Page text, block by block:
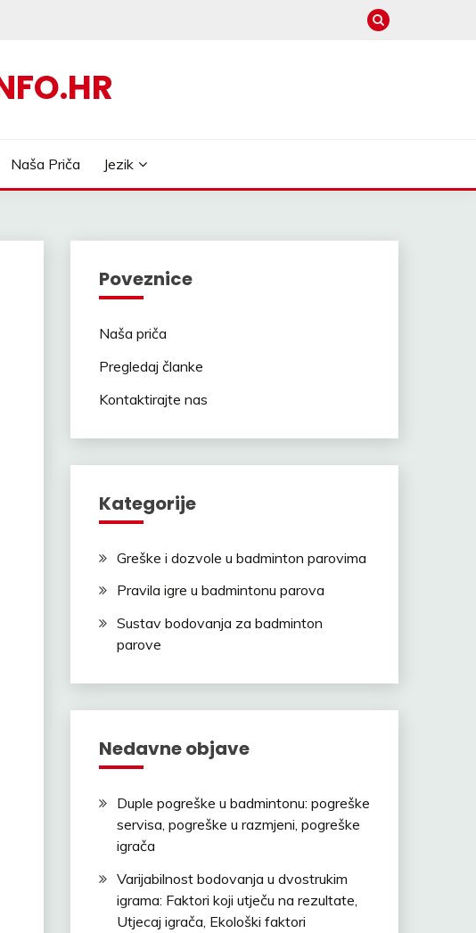
Naša Priča Jezik
Poveznice
Naša priča
Pregledaj članke
Kontaktirajte nas
Kategorije
Greške i dozvole u badminton parovima
Pravila igre u badmintonu parova
Sustav bodovanja za badminton
parove
Nedavne objave
Duple pogreške u badmintonu: pogreške
servisa, pogreške u razmjeni, pogreške
igrača
Varijabilnost bodovanja u dvostrukim
igrama: Faktori koji utječu na rezultate,
Utjecaj igrača, Ekološki faktori